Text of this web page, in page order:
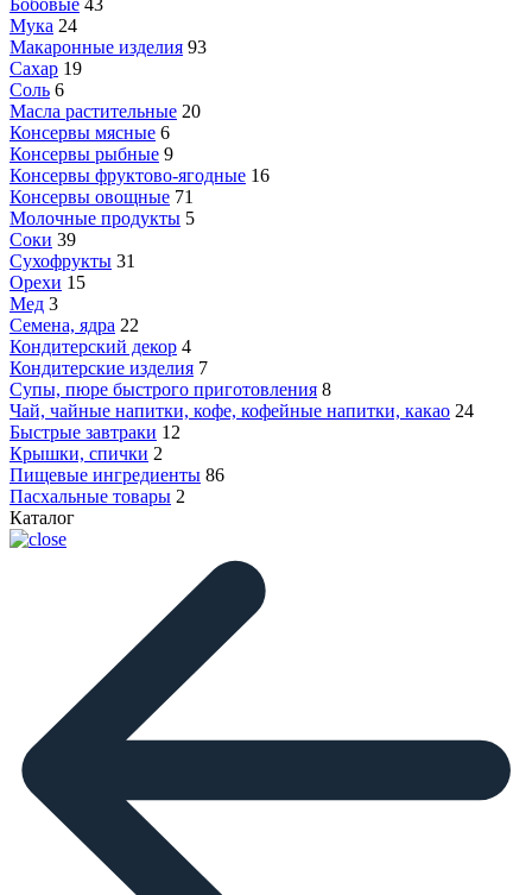
Бобовые 43
Мука 24
Макаронные изделия 93
Сахар 19
Соль 6
Масла растительные 20
Консервы мясные 6
Консервы рыбные 9
Консервы фруктово-ягодные 16
Консервы овощные 71
Молочные продукты 5
Соки 39
Сухофрукты 31
Орехи 15
Мед 3
Семена, ядра 22
Кондитерский декор 4
Кондитерские изделия 7
Супы, пюре быстрого приготовления 8
Чай, чайные напитки, кофе, кофейные напитки, какао 24
Быстрые завтраки 12
Крышки, спички 2
Пищевые ингредиенты 86
Пасхальные товары 2
Каталог